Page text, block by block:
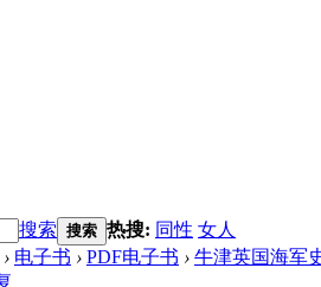
搜索 搜索 热搜: 同性 女人
› 电子书 › PDF电子书 › 牛津英国海军